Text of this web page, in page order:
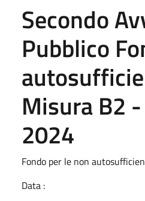
Secondo
Pubblico
Misura B2
2024
Fondo per le non
Data :